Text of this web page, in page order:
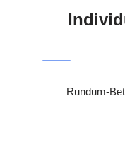
Rundum-